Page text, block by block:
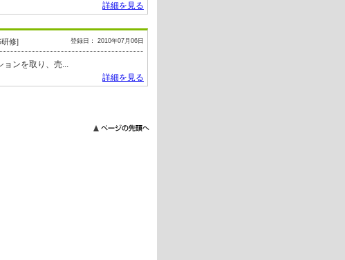
詳細を見る
研修] 登録日： 2010年07月06日
ョンを取り、売...
詳細を見る